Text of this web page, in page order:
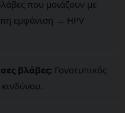
που μοιάζουν με
εμφάνιση → HPV
βλάβες: Γονοτυπικός